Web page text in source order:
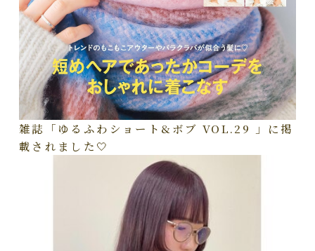
雑誌「ゆるふわショート&ボブ VOL.29 」に掲
載されました🤍